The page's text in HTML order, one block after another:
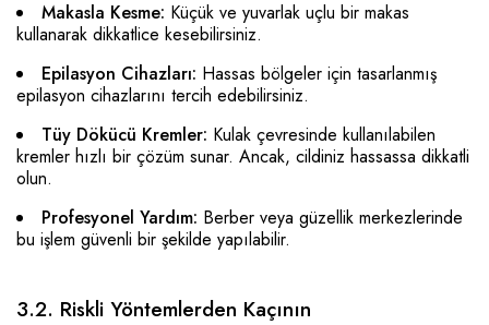
Makasla Kesme: Küçük ve yuvarlak uçlu bir makas
kullanarak dikkatlice kesebilirsiniz.
Epilasyon Cihazları: Hassas bölgeler için tasarlanmış
epilasyon cihazlarını tercih edebilirsiniz.
Tüy Dökücü Kremler: Kulak çevresinde kullanılabilen
kremler hızlı bir çözüm sunar. Ancak, cildiniz hassassa dikkatli
olun.
Profesyonel Yardım: Berber veya güzellik merkezlerinde
bu işlem güvenli bir şekilde yapılabilir.
3.2. Riskli Yöntemlerden Kaçının